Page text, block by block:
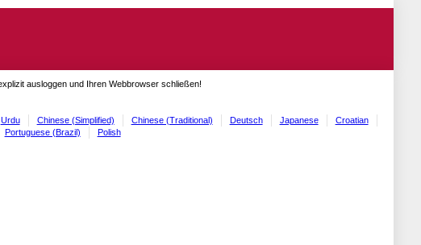
ausloggen und Ihren Webbrowser schließen!
Urdu Chinese (Simplified) Chinese (Traditional) Deutsch Japanese
Croatian
Portuguese (Brazil) Polish